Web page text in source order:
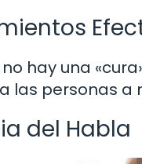
hay una
las personas a
del Habla